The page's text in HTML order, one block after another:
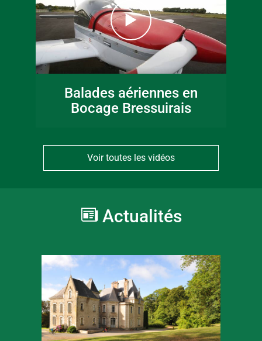
Balades aériennes en
Bocage Bressuirais
Voir toutes les vidéos
Actualités